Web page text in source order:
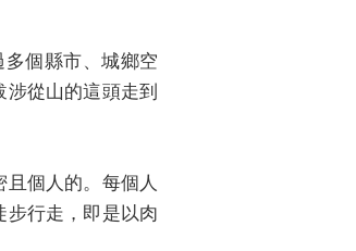
個縣市、城鄉空
涉從山的這頭走到
行走，即是以肉